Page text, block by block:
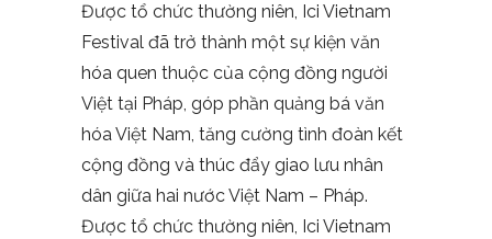
Được tổ chức thường niên, Ici Vietnam
Festival đã trở thành một sự kiện văn
hóa quen thuộc của cộng đồng người
Việt tại Pháp, góp phần quảng bá văn
hóa Việt Nam, tăng cường tình đoàn kết
cộng đồng và thúc đẩy giao lưu nhân
dân giữa hai nước Việt Nam – Pháp.
Được tổ chức thường niên, Ici Vietnam